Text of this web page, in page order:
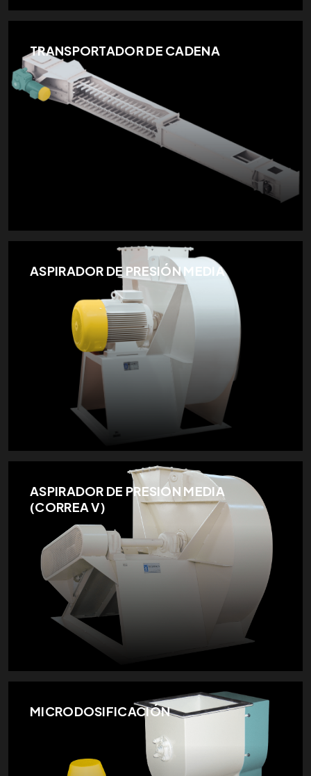
TRANSPORTADOR DE CADENA
ASPIRADOR DE PRESIÓN MEDIA
ASPIRADOR DE PRESION MEDIA
(CORREA V)
MICRODOSIFICACIÓN